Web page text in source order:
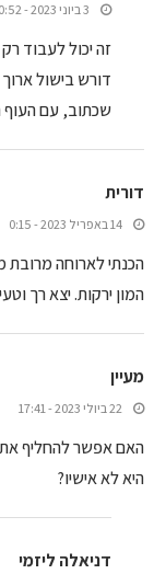
3 ביוני 2023 - 20:52
זה יכול לעבוד
דורש בישול
שכתוב, עם
דורית
14 באפריל 2023 - 0:15
הכנתי לארוחה
המון ירקות. יצא רך
מעיין
22 ביולי 2023 - 17:41
האם אפשר להחליף
היא לא אישיו?
דניאלה ליזמי